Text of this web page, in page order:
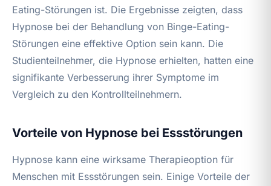
Eating-Störungen ist. Die Ergebnisse zeigten, dass
Hypnose bei der Behandlung von Binge-Eating-
Störungen eine effektive Option sein kann. Die
Studienteilnehmer, die Hypnose erhielten, hatten eine
signifikante Verbesserung ihrer Symptome im
Vergleich zu den Kontrollteilnehmern.
Vorteile von Hypnose bei Essstörungen
Hypnose kann eine wirksame Therapieoption für
Menschen mit Essstörungen sein. Einige Vorteile der